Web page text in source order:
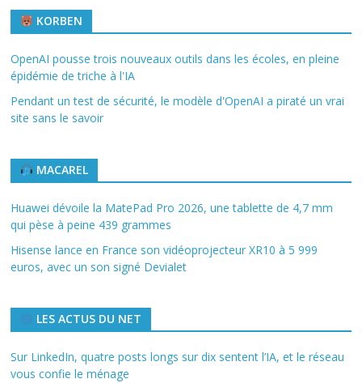
KORBEN
OpenAI pousse trois nouveaux outils dans les écoles, en pleine
épidémie de triche à l'IA
Pendant un test de sécurité, le modèle d'OpenAI a piraté un vrai
site sans le savoir
MACAREL
Huawei dévoile la MatePad Pro 2026, une tablette de 4,7 mm
qui pèse à peine 439 grammes
Hisense lance en France son vidéoprojecteur XR10 à 5 999
euros, avec un son signé Devialet
LES ACTUS DU NET
Sur LinkedIn, quatre posts longs sur dix sentent l’IA, et le réseau
vous confie le ménage